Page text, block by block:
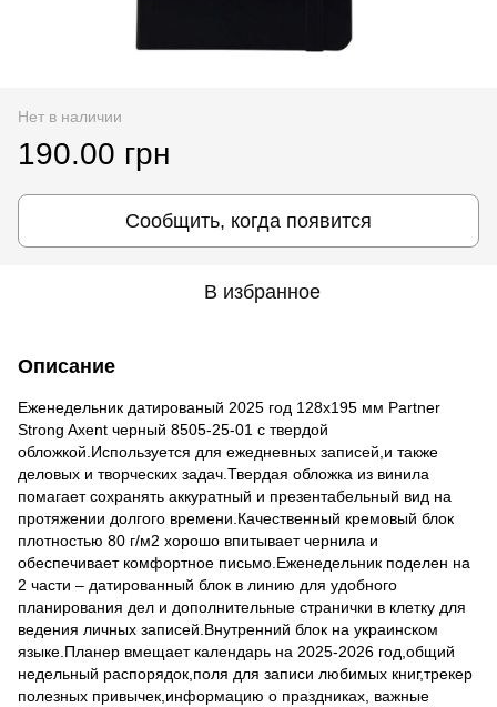
Нет в наличии
190.00 грн
Сообщить, когда появится
В избранное
Описание
Еженедельник датированый 2025 год 128х195 мм Partner
Strong Axent черный 8505-25-01 с твердой
обложкой.Используется для ежедневных записей,и также
деловых и творческих задач.Твердая обложка из винила
помагает сохранять аккуратный и презентабельный вид на
протяжении долгого времени.Качественный кремовый блок
плотностью 80 г/м2 хорошо впитывает чернила и
обеспечивает комфортное письмо.Еженедельник поделен на
2 части – датированный блок в линию для удобного
планирования дел и дополнительные странички в клетку для
ведения личных записей.Внутренний блок на украинском
языке.Планер вмещает календарь на 2025-2026 год,общий
недельный распорядок,поля для записи любимых книг,трекер
полезных привычек,информацию о праздниках, важные